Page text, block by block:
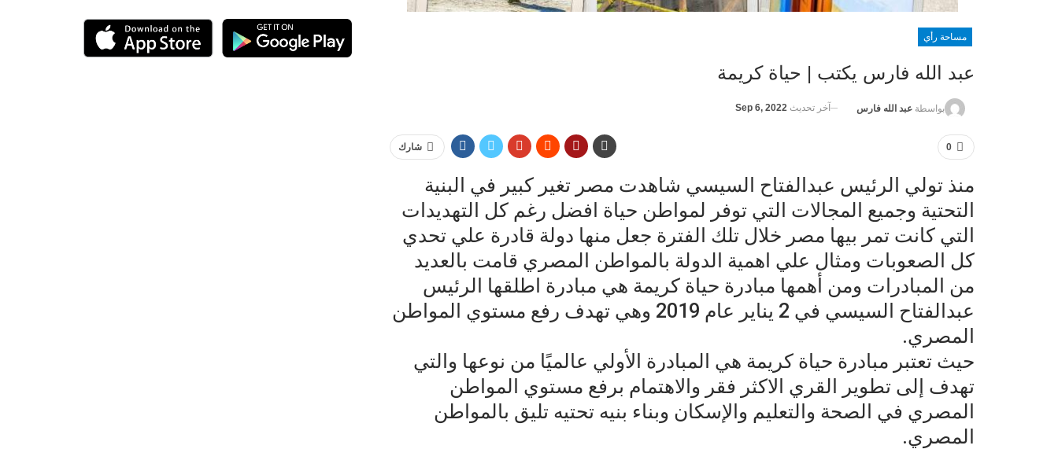
مساحة رأي
عبد الله فارس يكتب | حياة كريمة
بواسطة عبد الله فارس آخر تحديث Sep 6, 2022
0 شارك
منذ تولي الرئيس عبدالفتاح السيسي شاهدت مصر تغير كبير في البنية
التحتية وجميع المجالات التي توفر لمواطن حياة افضل رغم كل التهديدات
التي كانت تمر بيها مصر خلال تلك الفترة جعل منها دولة قادرة علي تحدي
كل الصعوبات ومثال علي اهمية الدولة بالمواطن المصري قامت بالعديد
من المبادرات ومن أهمها مبادرة حياة كريمة هي مبادرة اطلقها الرئيس
عبدالفتاح السيسي في 2 يناير عام 2019 وهي تهدف رفع مستوي المواطن
المصري.
حيث تعتبر مبادرة حياة كريمة هي المبادرة الأولي عالميًا من نوعها والتي
تهدف إلى تطوير القري الاكثر فقر والاهتمام برفع مستوي المواطن
المصري في الصحة والتعليم والإسكان وبناء بنيه تحتيه تليق بالمواطن
المصري.